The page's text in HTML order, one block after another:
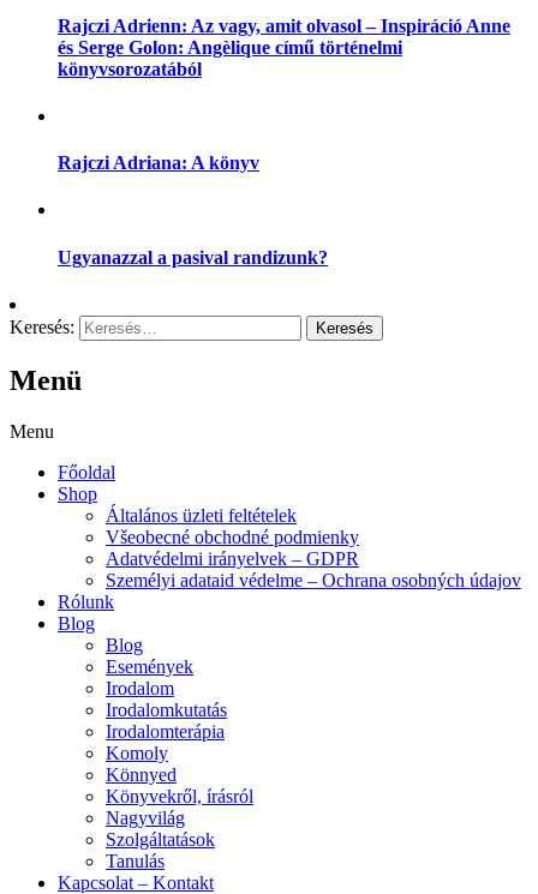
Rajczi Adrienn: Az vagy, amit olvasol – Inspiráció Anne
és Serge Golon: Angèlique című történelmi
könyvsorozatából
Rajczi Adriana: A könyv
Ugyanazzal a pasival randizunk?
Keresés:
Menü
Menu
Főoldal
Shop
Általános üzleti feltételek
Všeobecné obchodné podmienky
Adatvédelmi irányelvek – GDPR
Személyi adataid védelme – Ochrana osobných údajov
Rólunk
Blog
Blog
Események
Irodalom
Irodalomkutatás
Irodalomterápia
Komoly
Könnyed
Könyvekről, írásról
Nagyvilág
Szolgáltatások
Tanulás
Kapcsolat – Kontakt